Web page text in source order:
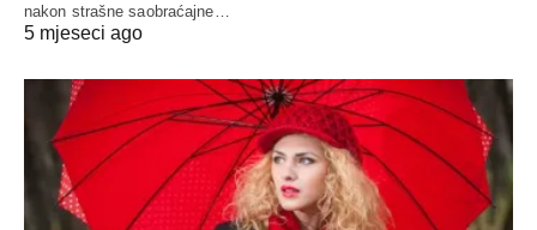
nakon strašne saobraćajne…
5 mjeseci ago